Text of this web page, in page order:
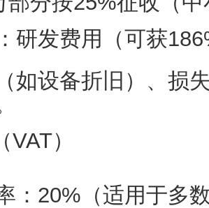
：研发费用（可获
如设备折旧）、损
）
：20%（适用于多